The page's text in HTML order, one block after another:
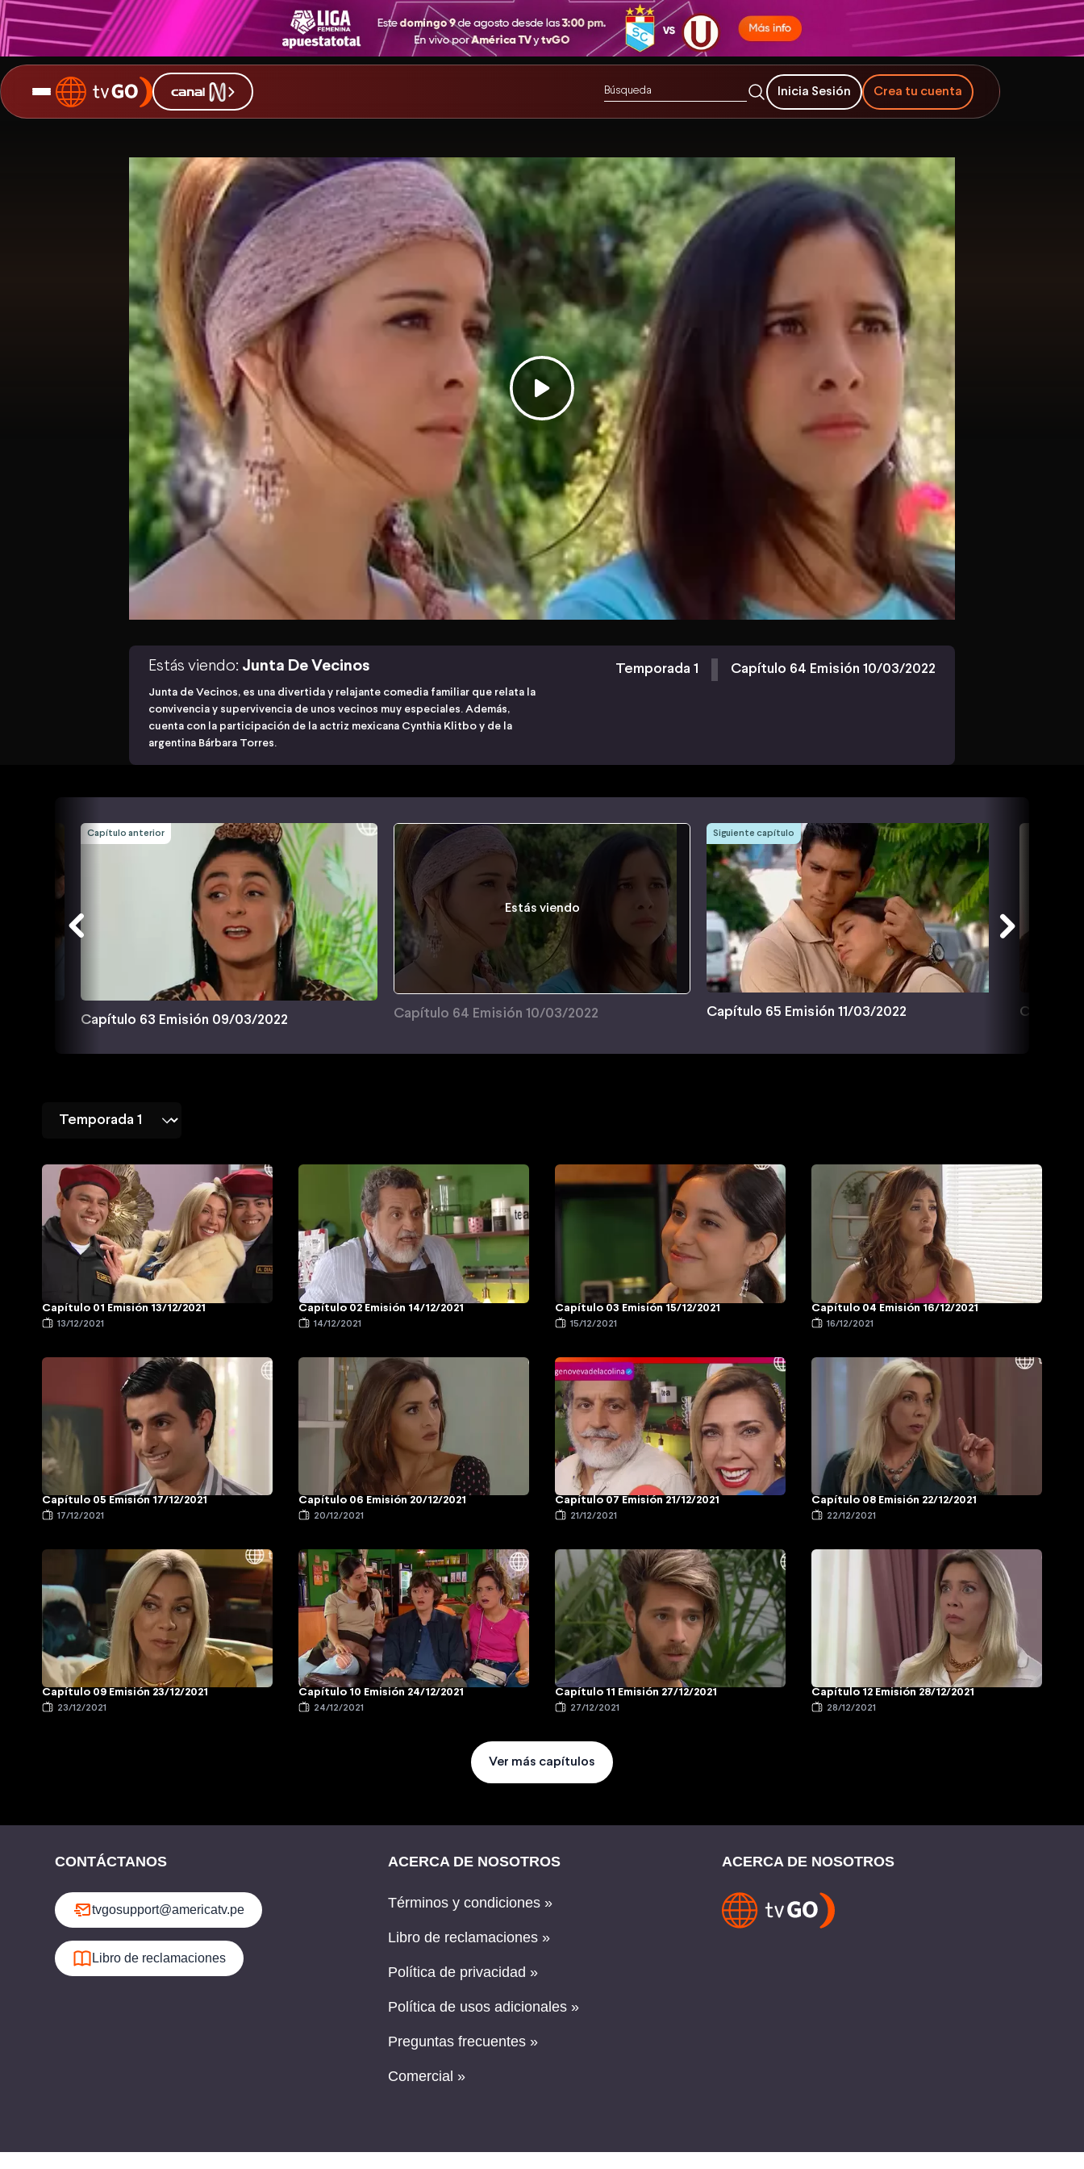
Inicia Sesión Crea tu cuenta
Estás viendo: Junta De Vecinos
Junta de Vecinos, es una divertida y relajante comedia familiar que relata la
convivencia y supervivencia de unos vecinos muy especiales. Además,
cuenta con la participación de la actriz mexicana Cynthia Klitbo y de la
argentina Bárbara Torres.
Temporada 1 Capítulo 64 Emisión 10/03/2022
Capítulo anterior
Capítulo 63 Emisión 09/03/2022
Estás viendo
Capítulo 64 Emisión 10/03/2022
Siguiente capítulo
Capítulo 65 Emisión 11/03/2022 Capítulo
Capítulo 01 Emisión 13/12/2021
13/12/2021
Capítulo 02 Emisión 14/12/2021
14/12/2021
Capítulo 03 Emisión 15/12/2021
15/12/2021
Capítulo 04 Emisión 16/12/2021
16/12/2021
Capítulo 05 Emisión 17/12/2021
17/12/2021
Capítulo 06 Emisión 20/12/2021
20/12/2021
Capítulo 07 Emisión 21/12/2021
21/12/2021
Capítulo 08 Emisión 22/12/2021
22/12/2021
Capítulo 09 Emisión 23/12/2021
23/12/2021
Capítulo 10 Emisión 24/12/2021
24/12/2021
Capítulo 11 Emisión 27/12/2021
27/12/2021
Capítulo 12 Emisión 28/12/2021
28/12/2021
Ver más capítulos
CONTÁCTANOS
tvgosupport@americatv.pe
Libro de reclamaciones
ACERCA DE NOSOTROS
Términos y condiciones »
Libro de reclamaciones »
Política de privacidad »
Política de usos adicionales »
Preguntas frecuentes »
Comercial »
ACERCA DE NOSOTROS